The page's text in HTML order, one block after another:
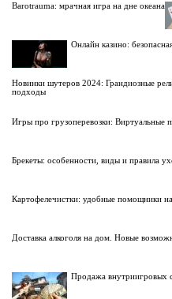
Barotrauma: мрачная игра на дне океана
Онлайн казино:
Новинки шутеров 2024: Грандиозные
подходы
Игры про грузоперевозки: Виртуальные
Брекеты: особенности, виды и правила
Картофелечистки: удобные помощники
Доставка алкоголя на дом. Новые
Продажа внутриигровых